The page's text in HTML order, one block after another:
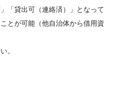
「貸出可（連絡済）」となって
とが可能（他自治体から借用資
。